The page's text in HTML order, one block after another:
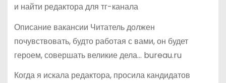
Описание вакансии Читатель должен
почувствовать, будто работая с вами, он будет
героем, совершать великие дела… bureau.ru
Когда я искала редактора, просила кандидатов